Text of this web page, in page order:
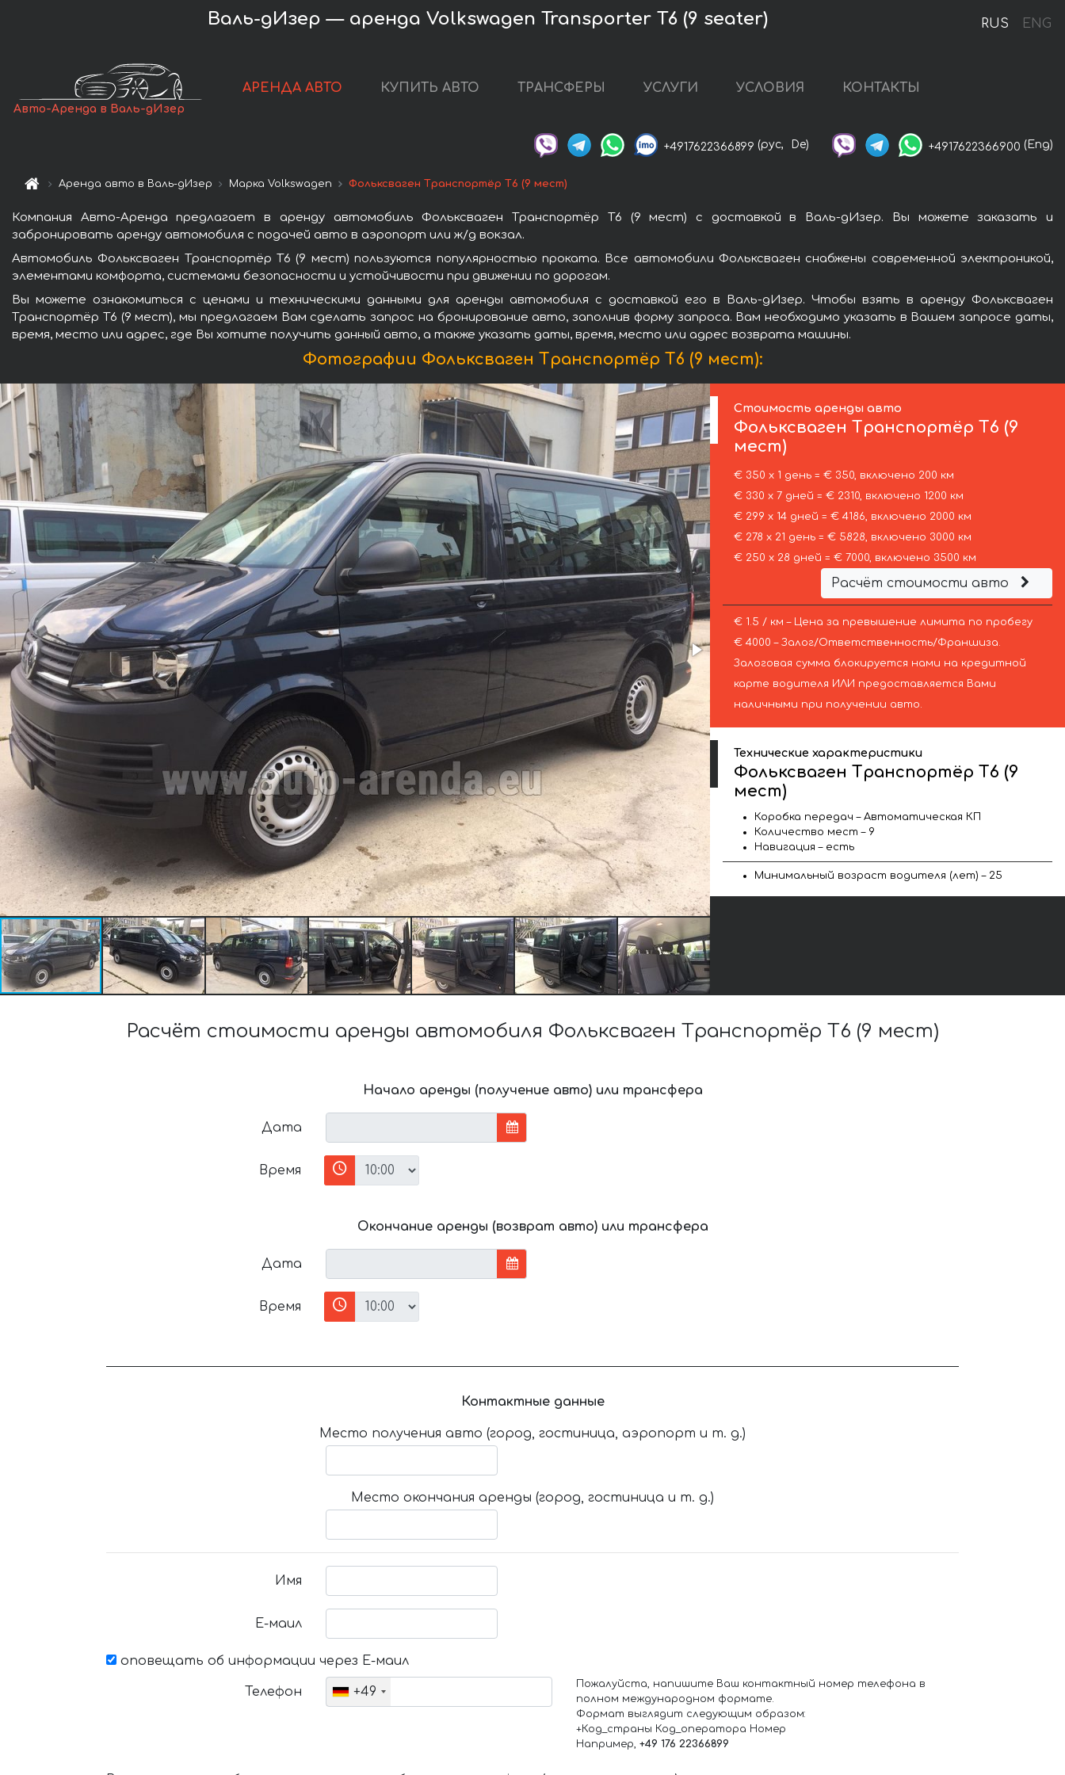
RUS ENG
Валь-дИзер — аренда Volkswagen Transporter T6 (9 seater)
Авто-Аренда в Валь-дИзер
АРЕНДА АВТО КУПИТЬ АВТО ТРАНСФЕРЫ УСЛУГИ УСЛОВИЯ КОНТАКТЫ
+4917622366899 (рус, De) +4917622366900 (Eng)
Аренда авто в Валь-дИзер Марка Volkswagen Фольксваген Транспортёр T6 (9 мест)
Компания Авто-Аренда предлагает в аренду автомобиль Фольксваген Транспортёр T6 (9 мест) с доставкой в Валь-дИзер. Вы можете заказать и
забронировать аренду автомобиля с подачей авто в аэропорт или ж/д вокзал.
Автомобиль Фольксваген Транспортёр T6 (9 мест) пользуются популярностью проката. Все автомобили Фольксваген снабжены современной электроникой,
элементами комфорта, системами безопасности и устойчивости при движении по дорогам.
Вы можете ознакомиться с ценами и техническими данными для аренды автомобиля с доставкой его в Валь-дИзер. Чтобы взять в аренду Фольксваген
Транспортёр T6 (9 мест), мы предлагаем Вам сделать запрос на бронирование авто, заполнив форму запроса. Вам необходимо указать в Вашем запросе даты,
время, место или адрес, где Вы хотите получить данный авто, а также указать даты, время, место или адрес возврата машины.
Фотографии Фольксваген Транспортёр T6 (9 мест):
Стоимость аренды авто
ФольксвагенТранспортёр T6 (9
мест)
€ 350 х 1 день = € 350, включено 200 км
€ 330 х 7 дней = € 2310, включено 1200 км
€ 299 х 14 дней = € 4186, включено 2000 км
€ 278 х 21 день = € 5828, включено 3000 км
€ 250 х 28 дней = € 7000, включено 3500 км
Расчёт стоимости авто
€ 1.5 / км – Цена за превышение лимита по пробегу
€ 4000 – Залог/Ответственность/Франшиза.
Залоговая сумма блокируется нами на кредитной
карте водителя ИЛИ предоставляется Вами
наличными при получении авто.
Технические характеристики
Фольксваген Транспортёр T6 (9
мест)
Коробка передач – Автоматическая КП
Количество мест – 9
Навигация – есть
Минимальный возраст водителя (лет) – 25
Расчёт стоимости аренды автомобиля Фольксваген Транспортёр T6 (9 мест)
Начало аренды (получение авто) или трансфера
Дата
Время
Окончание аренды (возврат авто) или трансфера
Дата
Время
Контактные данные
Место получения авто (город, гостиница, аэропорт и т. д.)
Место окончания аренды (город, гостиница и т. д.)
Имя
Е-маил
оповещать об информации через Е-маил
Телефон +49
Пожалуйста, напишите Ваш контактный номер телефона в
полном международном формате.
Формат выглядит следующим образом:
+Код_страны Код_оператора Номер
Например, +49 176 22366899